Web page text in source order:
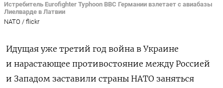
Истребитель Eurofighter Typhoon ВВС Германии взлетает с авиабазы
Лиелварде в Латвии
NATO / flickr
Идущая уже третий год война в Украине
и нарастающее противостояние между Россией
и Западом заставили страны НАТО заняться